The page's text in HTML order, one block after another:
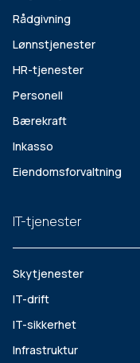
Rådgivning
Lønnstjenester
HR-tjenester
Personell
Bærekraft
Inkasso
Eiendomsforvaltning
IT-tjenester
Skytjenester
IT-drift
IT-sikkerhet
Infrastruktur